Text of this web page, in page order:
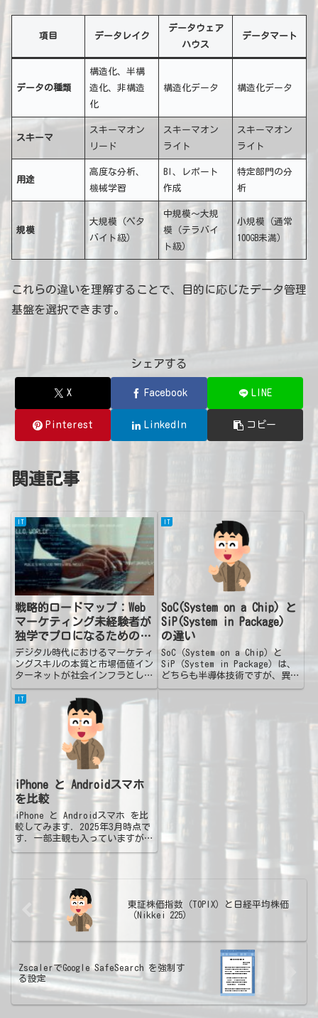
項目 データレイク
データウェア
ハウス
データマート
データの種類
構造化、半構
造化、非構造
化
構造化データ 構造化データ
スキーマ
スキーマオン
リード
スキーマオン
ライト
スキーマオン
ライト
用途
高度な分析、
機械学習
BI、レポート
作成
特定部門の分
析
規模
大規模（ペタ
バイト級）
中規模～大規
模（テラバイ
ト級）
小規模（通常
100GB未満）
これらの違いを理解することで、目的に応じたデータ管理
基盤を選択できます。
シェアする
X Facebook LINE
Pinterest LinkedIn コピー
関連記事
IT
戦略的ロードマップ：Web
マーケティング未経験者が
独学でプロになるためのガ
イド
デジタル時代におけるマーケティ
ングスキルの本質と市場価値イン
ターネットが社会インフラとして
の地位を確立し、消費者の購買行
動が劇的に変化した現代におい
て、Webマーケティングスキルは
ビジネスにおける最も強力な武器
の一つとなりました。企業活動
IT
SoC(System on a Chip) と
SiP(System in Package)
の違い
SoC（System on a Chip）と
SiP（System in Package）は、
どちらも半導体技術ですが、異な
るアプローチで機能を集約してい
違いを詳しく説明します。
IT
iPhone と Androidスマホ
を比較
iPhone と Androidスマホ を比
較してみます．2025年3月時点で
す．一部主観も入っていますが，
OSOSの開発会社AppleGoogleハ
ードメーカーAp...
東証株価指数（TOPIX）と日経平均株価
（Nikkei 225）
ZscalerでGoogle SafeSearch を強制す
る設定